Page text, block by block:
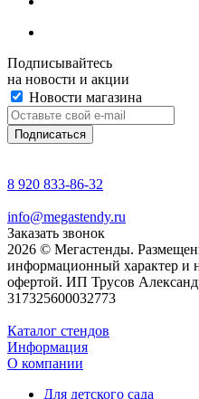
Подписывайтесь
на новости и акции
Новости магазина
8 920 833-86-32
info@megastendy.ru
Заказать звонок
2026 © Мегастенды.
информационный характер и
офертой. ИП Трусов
317325600032773
Каталог стендов
Информация
О компании
Для детского сада